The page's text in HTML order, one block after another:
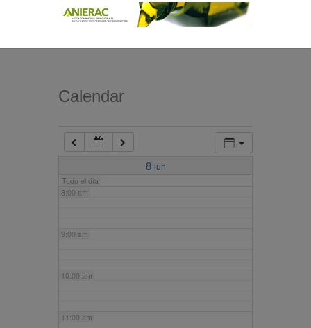
Calendar
8 lun
Todo el día
7:00 am
8:00 am
9:00 am
10:00 am
11:00 am